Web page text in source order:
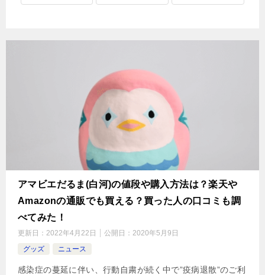
アマビエだるま(白河)の値段や購入方法は？楽天や
Amazonの通販でも買える？買った人の口コミも調
べてみた！
更新日： 2022年4月22日 公開日： 2020年5月9日
グッズ
ニュース
感染症の蔓延に伴い、行動自粛が続く中で”疫病退散”のご利